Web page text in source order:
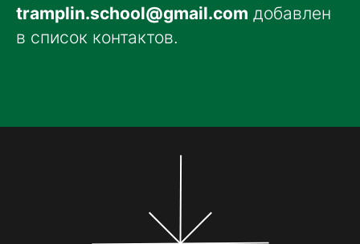
tramplin.school@gmail.com добавлен
в список контактов.